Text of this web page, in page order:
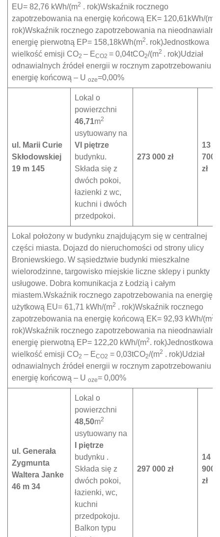
EU= 82,76 kWh/(m2 . rok)Wskaźnik rocznego
zapotrzebowania na energię końcową EK= 120,61kWh/(m
rok)Wskaźnik rocznego zapotrzebowania na nieodnawialną
energię pierwotną EP= 158,18kWh(m2. rok)Jednostkowa
wielkość emisji CO2 – ECO2 = 0,04tCO2/(m2 . rok)Udział
odnawialnych źródeł energii w rocznym zapotrzebowaniu
energię końcową – U oze=0,00%
ul. Marii Curie
Skłodowskiej
19 m 145
Lokal o
powierzchni
46,71m2
usytuowany na
VI piętrze
budynku.
Składa się z
dwóch pokoi,
łazienki z wc,
kuchni i dwóch
przedpokoi.
273 000 zł
13
700
zł
Lokal położony w budynku znajdującym się w centralnej
części miasta. Dojazd do nieruchomości od strony ulicy
Broniewskiego. W sąsiedztwie budynki mieszkalne
wielorodzinne, targowisko miejskie liczne sklepy i punkty
usługowe. Dobra komunikacja z Łodzią i całym
miastem.Wskaźnik rocznego zapotrzebowania na energię
użytkową EU= 61,71 kWh/(m2 . rok)Wskaźnik rocznego
zapotrzebowania na energię końcową EK= 92,93 kWh/(m2
rok)Wskaźnik rocznego zapotrzebowania na nieodnawialną
energię pierwotną EP= 122,20 kWh/(m2. rok)Jednostkowa
wielkość emisji CO2 – ECO2 = 0,03tCO2/(m2 . rok)Udział
odnawialnych źródeł energii w rocznym zapotrzebowaniu
energię końcową – U oze= 0,00%
ul. Generała
Zygmunta
Waltera Janke
46 m 34
Lokal o
powierzchni
48,50m2
usytuowany na
I piętrze
budynku .
Składa się z
dwóch pokoi,
łazienki, wc,
kuchni
przedpokoju.
Balkon typu
297 000 zł
14
900
zł